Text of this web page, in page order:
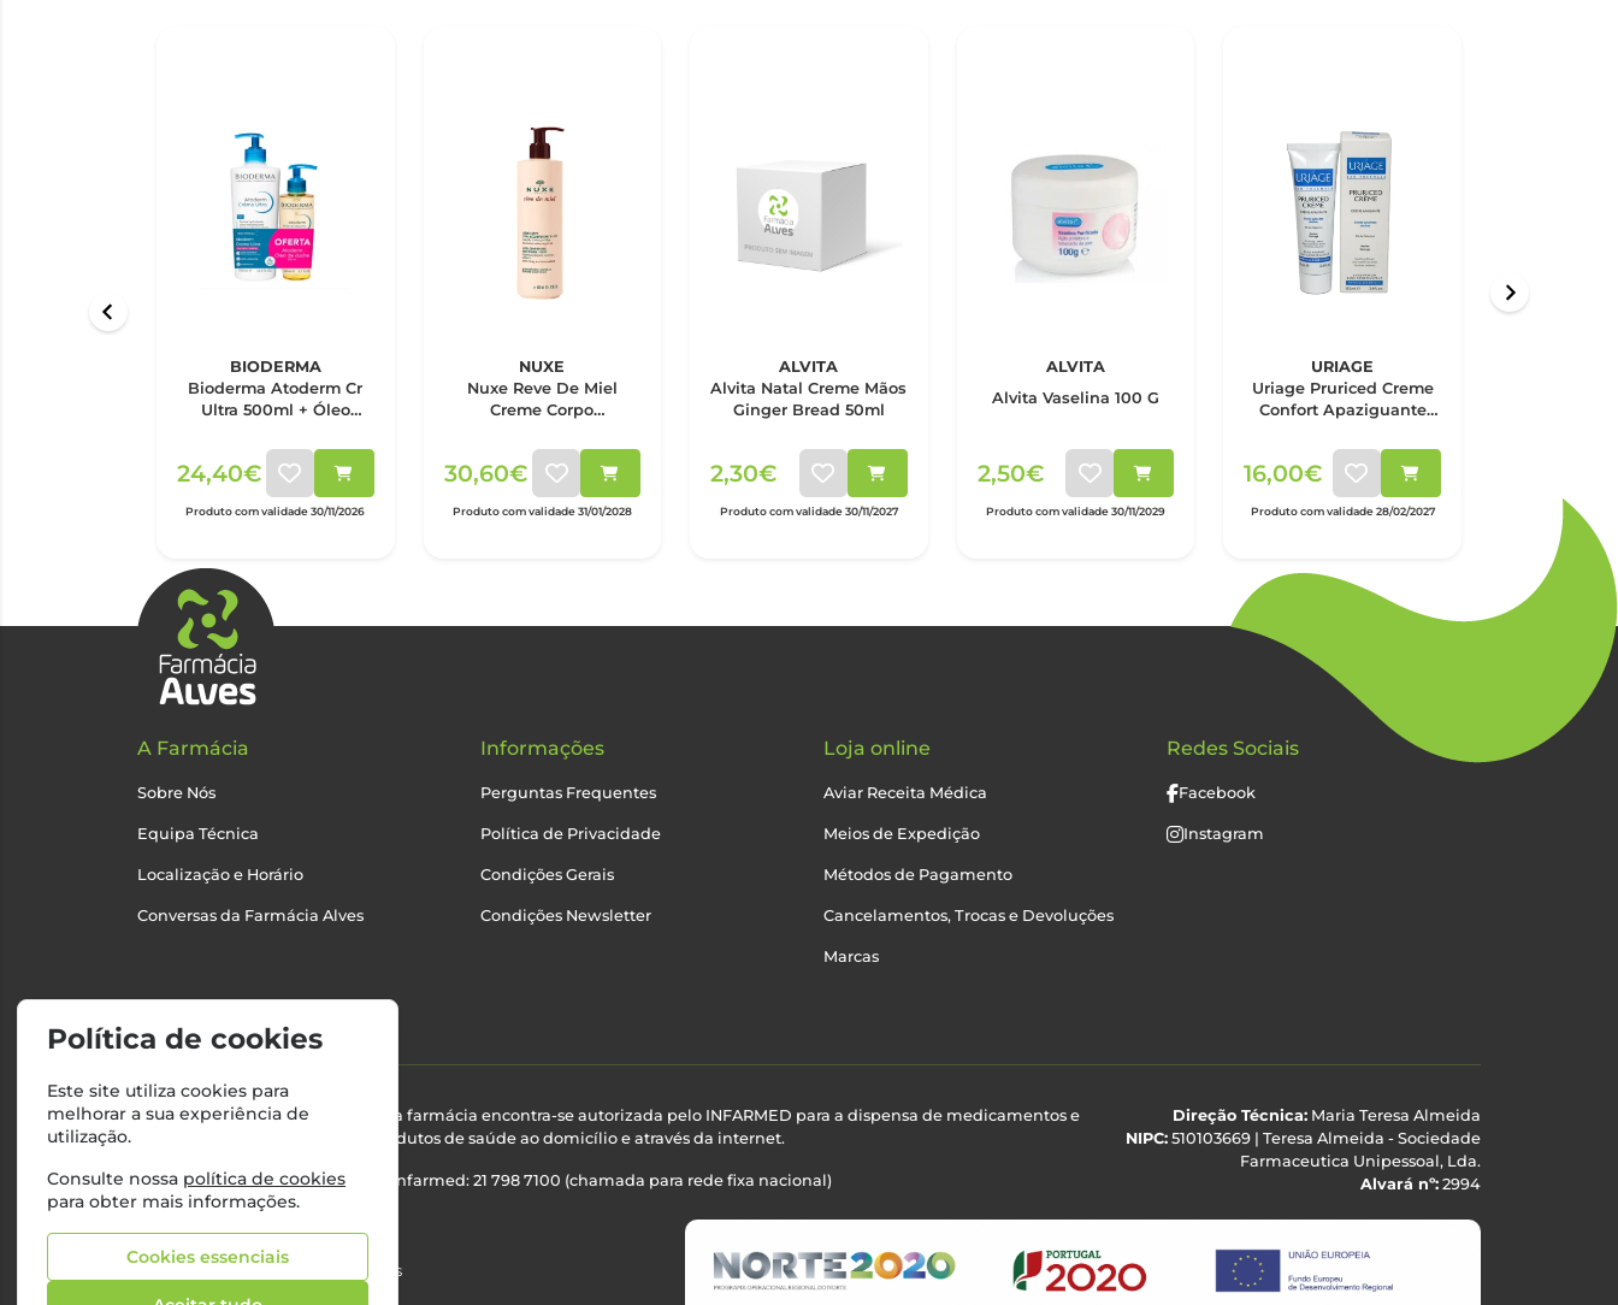
BIODERMA
Bioderma Atoderm Cr
Ultra 500ml + Óleo
24,40€
Produto com validade 30/11/2026
NUXE
Nuxe Reve De Miel
Creme Corpo
30,60€
Produto com validade 31/01/2028
ALVITA
Alvita Natal Creme Mãos
Ginger Bread 50ml
2,30€
Produto com validade 30/11/2027
ALVITA
Alvita Vaselina 100 G
2,50€
Produto com validade 30/11/2029
URIAGE
Uriage Pruriced Creme
Confort Apaziguante
16,00€
Produto com validade 28/02/2027 Produto com
A Farmácia
Sobre Nós
Equipa Técnica
Localização e Horário
Conversas da Farmácia Alves
Informações
Perguntas Frequentes
Política de Privacidade
Condições Gerais
Condições Newsletter
Loja online
Aviar Receita Médica
Meios de Expedição
Métodos de Pagamento
Cancelamentos, Trocas e Devoluções
Marcas
Redes Sociais
Facebook
Instagram
Esta farmácia encontra-se autorizada pelo INFARMED para a dispensa de medicamentos e
produtos de saúde ao domicílio e através da internet.
Nº Infarmed: 21 798 7100 (chamada para rede fixa nacional)
Direção Técnica: Maria Teresa Almeida
NIPC: 510103669 | Teresa Almeida - Sociedade
Farmaceutica Unipessoal, Lda.
Alvará nº: 2994
©2026 Todos os direitos reservados
Política de cookies
Este site utiliza cookies para
melhorar a sua experiência de
utilização.
Consulte nossa política de cookies
para obter mais informações.
Cookies essenciais